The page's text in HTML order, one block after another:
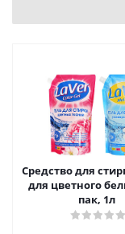
Средство для
для цветного
пак, 1л